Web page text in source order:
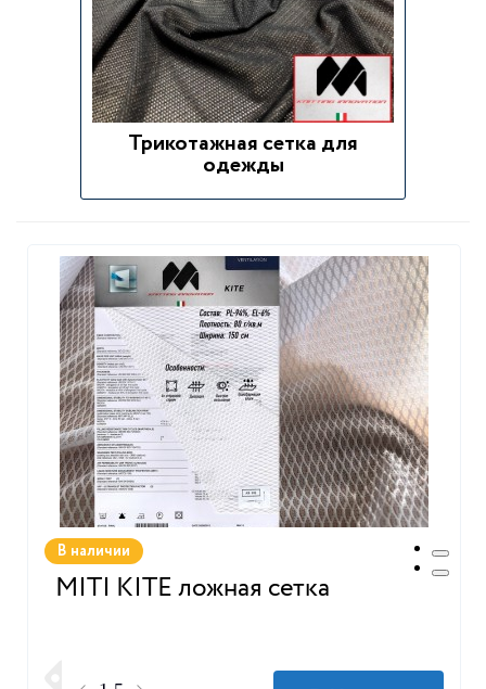
Трикотажная сетка для
одежды
В наличии
MITI KITE ложная сетка